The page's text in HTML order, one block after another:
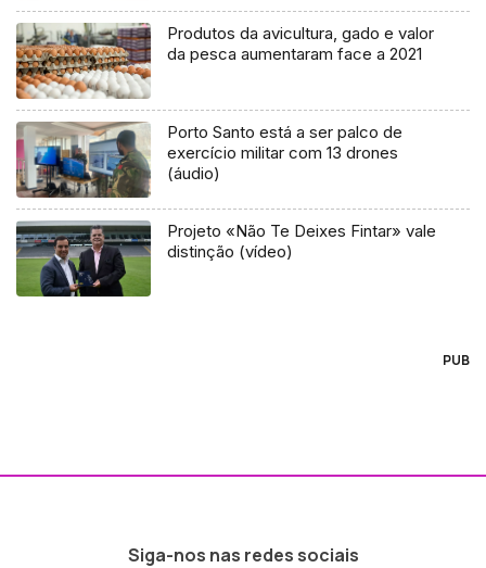
Produtos da avicultura, gado e valor
da pesca aumentaram face a 2021
Porto Santo está a ser palco de
exercício militar com 13 drones
(áudio)
Projeto «Não Te Deixes Fintar» vale
distinção (vídeo)
PUB
Siga-nos nas redes sociais